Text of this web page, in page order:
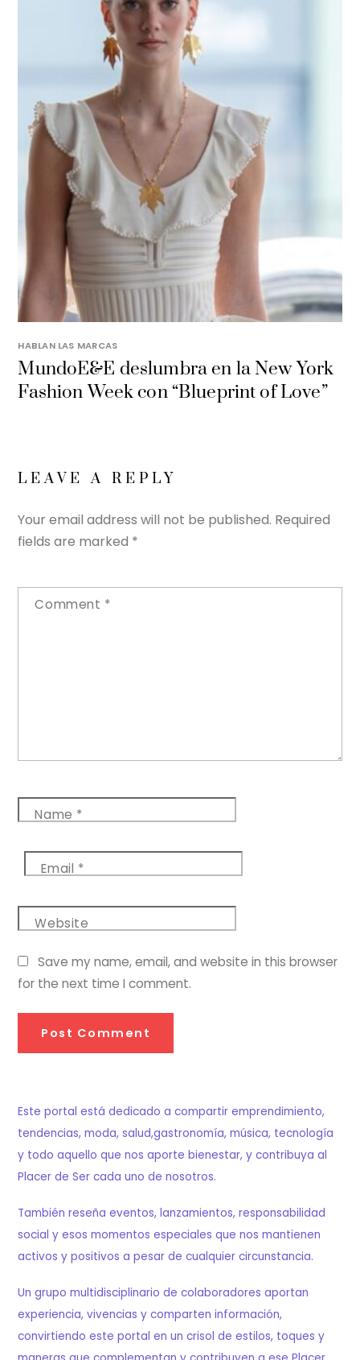
HABLAN LAS MARCAS
MundoE&E deslumbra en la New York
Fashion Week con “Blueprint of Love”
LEAVE A REPLY
Your email address will not be published. Required
fields are marked *
Comment *
Name *
Email *
Website
Save my name, email, and website in this browser
for the next time I comment.
Este portal está dedicado a compartir emprendimiento,
tendencias, moda, salud,gastronomía, música, tecnología
y todo aquello que nos aporte bienestar, y contribuya al
Placer de Ser cada uno de nosotros.
También reseña eventos, lanzamientos, responsabilidad
social y esos momentos especiales que nos mantienen
activos y positivos a pesar de cualquier circunstancia.
Un grupo multidisciplinario de colaboradores aportan
experiencia, vivencias y comparten información,
convirtiendo este portal en un crisol de estilos, toques y